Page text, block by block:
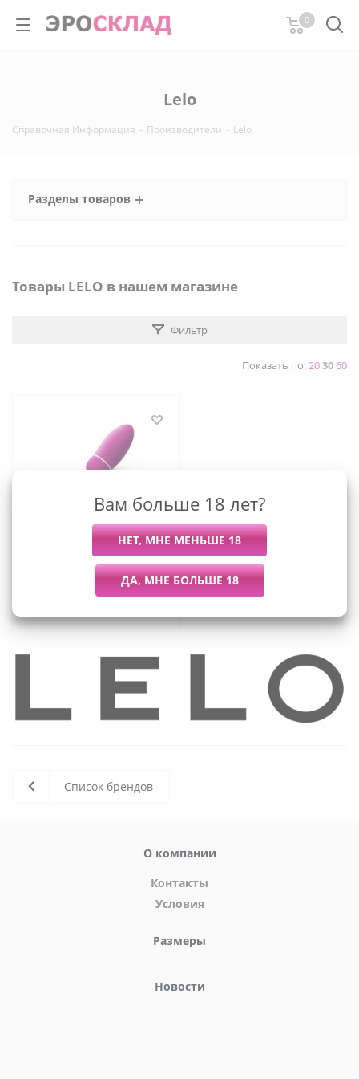
0
Lelo
Справочная Информация - Производители - Lelo
Разделы товаров
Товары LELO в нашем магазине
Фильтр
Показать по:203060
LELO Luna Smart Bead -
тренажер для
упражнений Кегеля
руб./шт
Список брендов
О компании
Контакты
Условия
Размеры
Новости
Вам больше 18 лет?